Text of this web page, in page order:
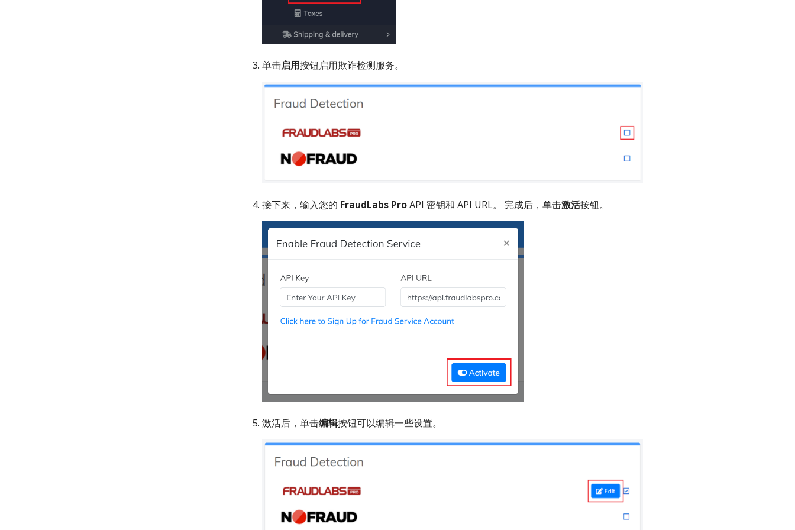
单击启用按钮启用欺诈检测服务。
接下来，输入您的 FraudLabs ProAPI 密钥和 API URL。 完成后，单击激活按钮。
激活后，单击编辑按钮可以编辑一些设置。